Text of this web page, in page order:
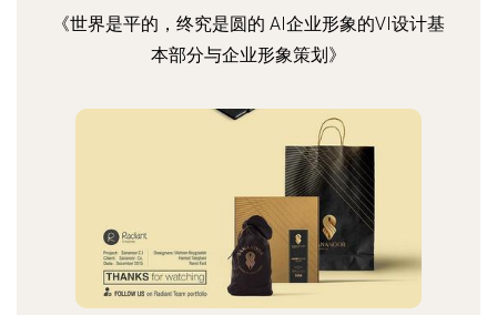
《世界是平的，终究是圆的 AI企业形象的VI设计基
本部分与企业形象策划》